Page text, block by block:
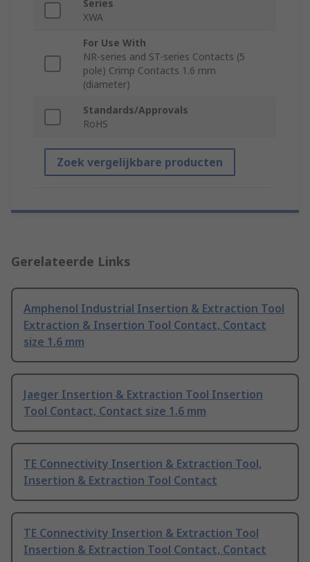
Series
XWA
For Use With
NR-series and ST-series Contacts (5
pole) Crimp Contacts 1.6 mm
(diameter)
Standards/Approvals
RoHS
Zoek vergelijkbare producten
Gerelateerde Links
Amphenol Industrial Insertion & Extraction Tool
Extraction & Insertion Tool Contact, Contact
size 1.6 mm
Jaeger Insertion & Extraction Tool Insertion
Tool Contact, Contact size 1.6 mm
TE Connectivity Insertion & Extraction Tool,
Insertion & Extraction Tool Contact
TE Connectivity Insertion & Extraction Tool
Insertion & Extraction Tool Contact, Contact